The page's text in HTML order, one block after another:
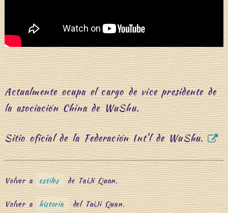
Actualmente ocupa el cargo de vice presidente de
la asociación China de WuShu.
Sitio oficial de la Federación Int’l de WuShu.
Volver a estilos de TaiJi Quan.
Volver a historia del TaiJi Quan.